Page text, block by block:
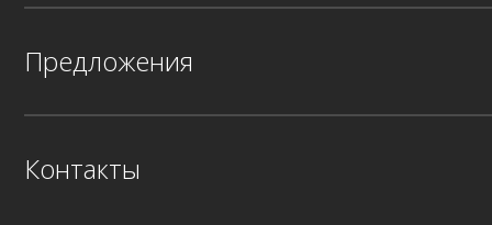
Предложения
Контакты